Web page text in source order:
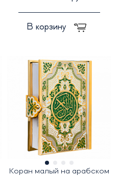
В корзину
Коран малый на арабском